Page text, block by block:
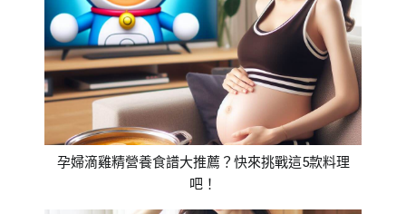
孕婦滴雞精營養食譜大推薦？快來挑戰這5款料理
吧！